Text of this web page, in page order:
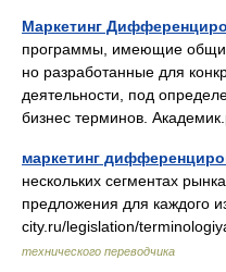
Маркетинг
программы, имеющие
но разработанные для
деятельности, под
бизнес терминов.
маркетинг
нескольких сегментах
предложения для каждого
city.ru/legislation/
технического переводчика